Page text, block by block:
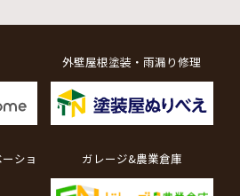
外壁屋根塗装・雨漏り修理
ショ
ガレージ&農業倉庫